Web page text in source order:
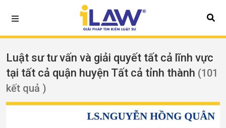
Luật sư tư vấn và giải quyết tất cả lĩnh vực
tại tất cả quận huyện Tất cả tỉnh thành (101
kết quả )